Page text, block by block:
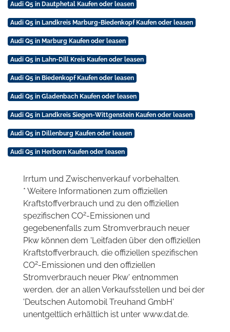
Audi Q5 in Dautphetal Kaufen oder leasen
Audi Q5 in Landkreis Marburg-Biedenkopf Kaufen oder leasen
Audi Q5 in Marburg Kaufen oder leasen
Audi Q5 in Lahn-Dill Kreis Kaufen oder leasen
Audi Q5 in Biedenkopf Kaufen oder leasen
Audi Q5 in Gladenbach Kaufen oder leasen
Audi Q5 in Landkreis Siegen-Wittgenstein Kaufen oder leasen
Audi Q5 in Dillenburg Kaufen oder leasen
Audi Q5 in Herborn Kaufen oder leasen
Irrtum und Zwischenverkauf vorbehalten.
* Weitere Informationen zum offiziellen
Kraftstoffverbrauch und zu den offiziellen
spezifischen CO2-Emissionen und
gegebenenfalls zum Stromverbrauch neuer
Pkw können dem 'Leitfaden über den offiziellen
Kraftstoffverbrauch, die offiziellen spezifischen
CO2-Emissionen und den offiziellen
Stromverbrauch neuer Pkw' entnommen
werden, der an allen Verkaufsstellen und bei der
'Deutschen Automobil Treuhand GmbH'
unentgeltlich erhältlich ist unter www.dat.de.